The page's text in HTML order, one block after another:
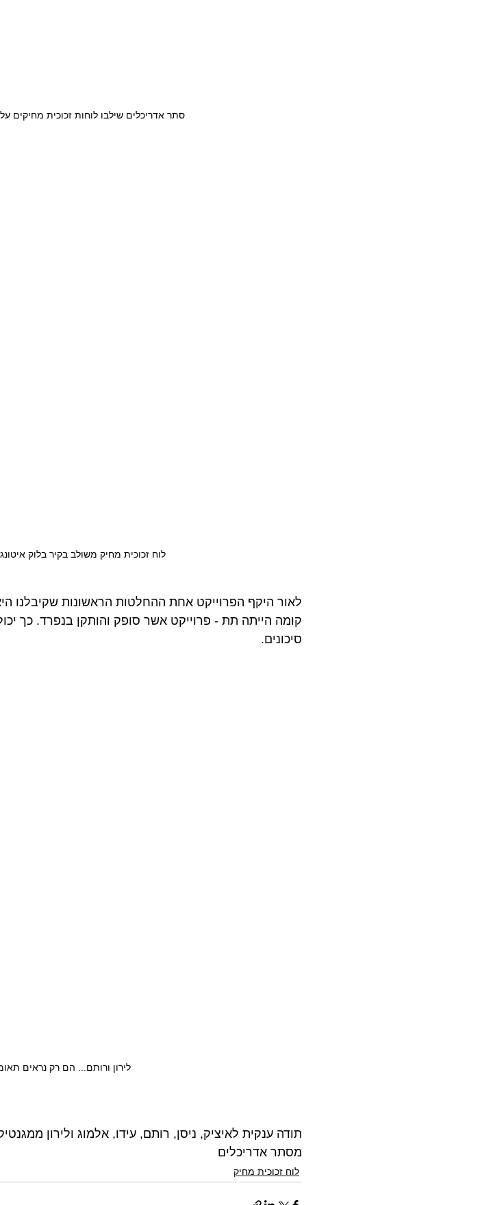
סתר אדריכלים שילבו לוחות זכוכית מחיקים
לוח זכוכית מחיק משולב בקיר בלוק
לאור היקף הפרוייקט אחת ההחלטות הראשונות שקיבלנו
קומה הייתה תת - פרוייקט אשר סופק והותקן בנפרד. כך
סיכונים.
לירון ורותם... הם רק נראים
תודה ענקית לאיציק, ניסן, רותם, עידו, אלמוג ולירון
מסתר אדריכלים
לוח זכוכית מחיק